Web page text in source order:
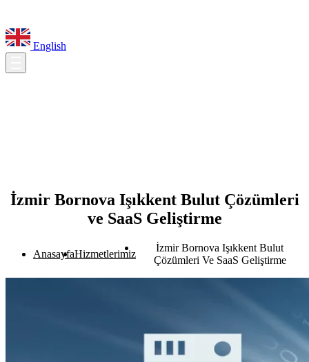
English
İzmir Bornova Işıkkent Bulut Çözümleri
ve SaaS Geliştirme
AnasayfaHizmetlerimiz
İzmir Bornova Işıkkent Bulut
Çözümleri Ve SaaS Geliştirme